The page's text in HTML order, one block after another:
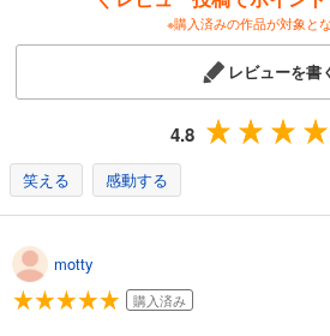
※購入済みの作品が対象と
レビューを書
4.8
笑える 感動する
motty
購入済み